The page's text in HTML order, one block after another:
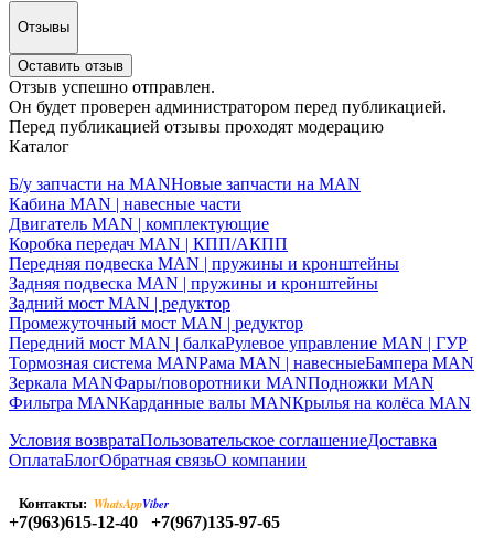
Отзывы
Оставить отзыв
Отзыв успешно отправлен.
Он будет проверен администратором перед публикацией.
Перед публикацией отзывы проходят модерацию
Каталог
Б/у запчасти на MANНовые запчасти на MAN
Кабина MAN | навесные части
Двигатель MAN | комплектующие
Коробка передач MAN | КПП/АКПП
Передняя подвеска MAN | пружины и кронштейны
Задняя подвеска MAN | пружины и кронштейны
Задний мост MAN | редуктор
Промежуточный мост MAN | редуктор
Передний мост MAN | балкаРулевое управление MAN | ГУР
Тормозная система MANРама MAN | навесныеБампера MAN
Зеркала MANФары/поворотники MANПодножки MAN
Фильтра MANКарданные валы MANКрылья на колёса MAN
Условия возвратаПользовательское соглашениеДоставка
ОплатаБлогОбратная связьО компании
Контакты: WhatsAppViber
+7(963)615-12-40 +7(967)135-97-65